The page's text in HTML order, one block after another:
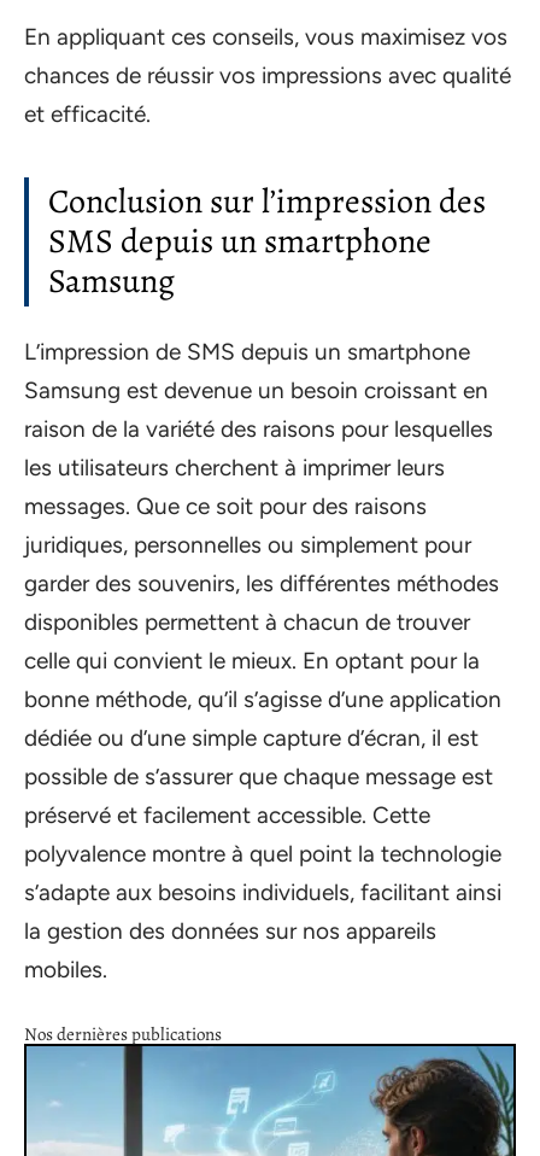
En appliquant ces conseils, vous maximisez vos
chances de réussir vos impressions avec qualité
et efficacité.
Conclusion sur l’impression des
SMS depuis un smartphone
Samsung
L’impression de SMS depuis un smartphone
Samsung est devenue un besoin croissant en
raison de la variété des raisons pour lesquelles
les utilisateurs cherchent à imprimer leurs
messages. Que ce soit pour des raisons
juridiques, personnelles ou simplement pour
garder des souvenirs, les différentes méthodes
disponibles permettent à chacun de trouver
celle qui convient le mieux. En optant pour la
bonne méthode, qu’il s’agisse d’une application
dédiée ou d’une simple capture d’écran, il est
possible de s’assurer que chaque message est
préservé et facilement accessible. Cette
polyvalence montre à quel point la technologie
s’adapte aux besoins individuels, facilitant ainsi
la gestion des données sur nos appareils
mobiles.
Nos dernières publications